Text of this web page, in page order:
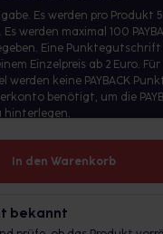
In den Warenkorb
bekannt
Es werden pro Produkt 5
werden maximal 100
Eine
Einzelpreis ab 2 Euro.
werden keine PAYBACK
benötigt, um die
hinterlegen.
und verantwortlich:
& Co. KG